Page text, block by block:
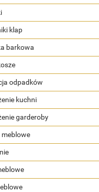
klap
barkowa
odpadków
kuchni
garderoby